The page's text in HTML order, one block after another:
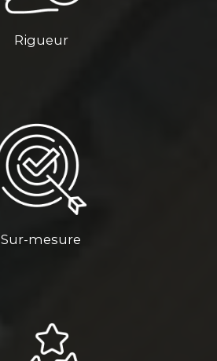
Rigueur
Sur-mesure